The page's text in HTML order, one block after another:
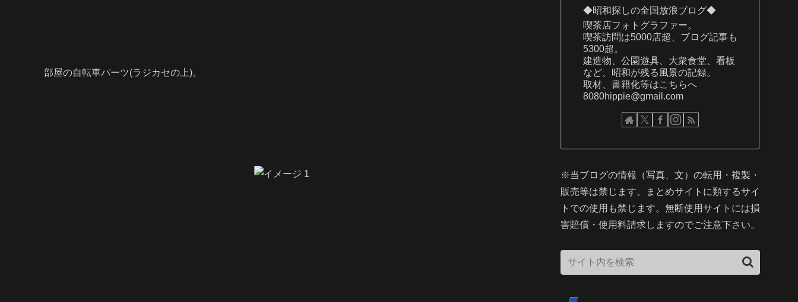
部屋の自転車パーツ(ラジカセの上)。
◆昭和探しの全国放浪ブログ◆
喫茶店フォトグラファー。
喫茶訪問は5000店超、ブログ記事も
5300超。
建造物、公園遊具、大衆食堂、看板
など、昭和が残る風景の記録。
取材、書籍化等はこちらへ
8080hippie@gmail.com
※当ブログの情報（写真、文）の転用・複製・
販売等は禁じます。まとめサイトに類するサイ
トでの使用も禁じます。無断使用サイトには損
害賠償・使用料請求しますのでご注意下さい。